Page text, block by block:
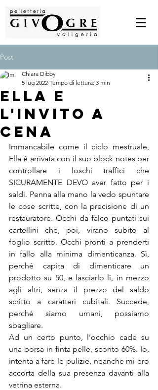
Post
Ella e
l'invito a
cena
Chiara Dibby
5 lug 2022 Tempo di lettura: 3 min
Immancabile come il ciclo mestruale,
Ella è arrivata con il suo block notes per
controllare i loschi traffici che
SICURAMENTE DEVO aver fatto per i
saldi. Penna alla mano la vedo spuntare
le cose scritte, con la precisione di un
restauratore. Occhi da falco puntati sui
cartellini che, poi, virano subito al
foglio scritto. Occhi pronti a prenderti
in fallo alla minima dimenticanza. Sì,
perché capita di dimenticare un
prodotto su 50, e lasciarlo lì, in mezzo
agli altri, senza il prezzo del saldo
scritto a caratteri cubitali. Succede,
perché siamo umani, possiamo
sbagliare.
Ad un certo punto, l’occhio cade su
una borsa in finta pelle, sconto 60%. Io,
intenta a fare le pulizie, neanche mi ero
accorta della sua presenza davanti alla
vetrina esterna.